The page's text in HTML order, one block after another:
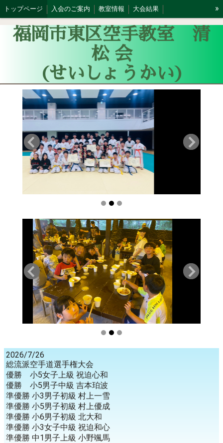
トップページ 入会のご案内 教室情報 大会結果
スケジュール
»
福岡市東区空手教室 清
松 会
(せいしょうかい)
2026/7/26
総流派空手道選手権大会
優勝 小5女子上級 祝迫心和
優勝 小5男子中級 吉本珀波
準優勝 小3男子初級 村上一雪
準優勝 小5男子初級 村上優成
準優勝 小6男子初級 北大和
準優勝 小3女子中級 祝迫和心
準優勝 中1男子上級 小野颯馬